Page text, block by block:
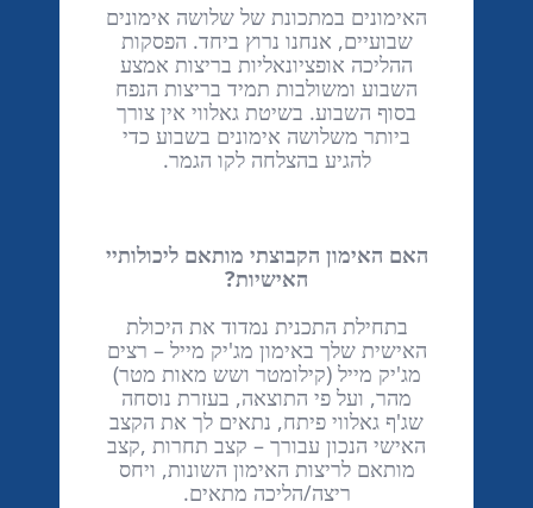
האימונים במתכונת של שלושה אימונים
שבועיים, אנחנו נרוץ ביחד. הפסקות
ההליכה אופציונאליות בריצות אמצע
השבוע ומשולבות תמיד בריצות הנפח
בסוף השבוע. בשיטת גאלווי אין צורך
ביותר משלושה אימונים בשבוע כדי
להגיע בהצלחה לקו הגמר.
האם האימון הקבוצתי מותאם ליכולותיי
האישיות?
בתחילת התכנית נמדוד את היכולת
האישית שלך באימון מג'יק מייל – רצים
מג'יק מייל (קילומטר ושש מאות מטר)
מהר, ועל פי התוצאה, בעזרת נוסחה
שג'ף גאלווי פיתח, נתאים לך את הקצב
האישי הנכון עבורך – קצב תחרות ,קצב
מותאם לריצות האימון השונות, ויחס
ריצה/הליכה מתאים.